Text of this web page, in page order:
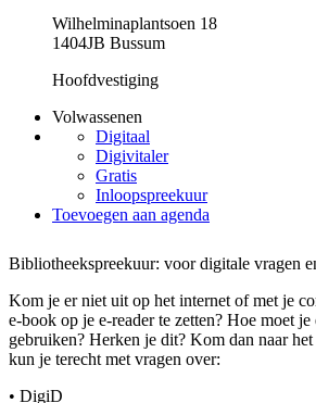
Wilhelminaplantsoen 18
1404JB Bussum
Hoofdvestiging
Volwassenen
Digitaal
Digivitaler
Gratis
Inloopspreekuur
Toevoegen aan agenda
Bibliotheekspreekuur: voor digitale vragen
Kom je er niet uit op het internet of met je
e-book op je e-reader te zetten? Hoe moet
gebruiken? Herken je dit? Kom dan naar
kun je terecht met vragen over:
• DigiD